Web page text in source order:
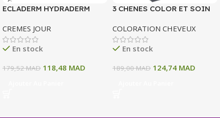
ECLADERM HYDRADERM
INTENSE 72H 50 ML
CREMES JOUR
En stock
179,52MAD 118,48 MAD
3 CHENES COLOR ET SOIN
10 A BLOND CLAIR CENDRE
135 ML
COLORATION CHEVEUX
En stock
189,00MAD 124,74 MAD